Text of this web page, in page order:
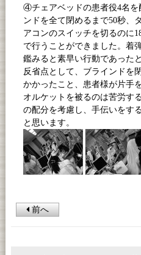
④チェアベッドの患者役4名を
ンドを全て閉めるまで50秒、
アコンのスイッチを切るのに
で行うことができました。着
鑑みると素早い行動であった
反省点として、ブラインドを
かかったこと、患者様が片手
オルケットを被るのは苦労す
の配分を考慮し、手伝いをす
と思います。
前へ